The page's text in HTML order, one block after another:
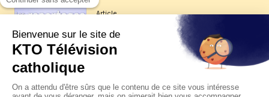
Article
Les reportages d'été 2026 de KTO
La visite pastorale du pape Léon
XIV à Assise à suivre sur KTO le